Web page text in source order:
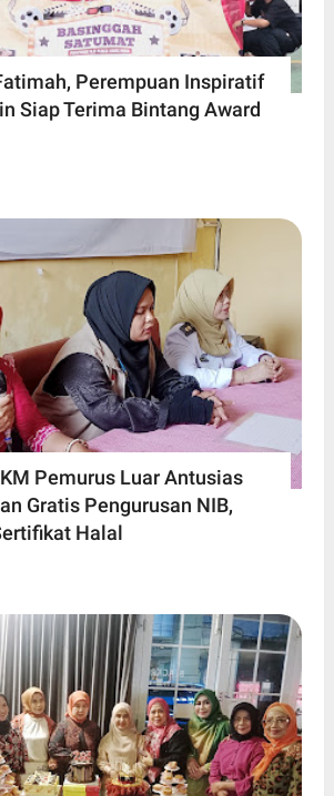
Perempuan Inspiratif
Siap Terima Bintang Award
Pemurus Luar Antusias
Gratis Pengurusan NIB,
Halal